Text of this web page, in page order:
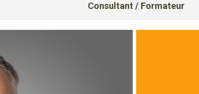
Consultant / Formateur